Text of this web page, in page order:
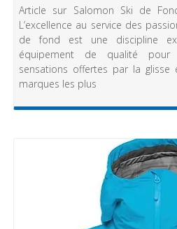
Article sur Salomon Ski de
L’excellence au service des
de fond est une discipline
équipement de qualité pour
sensations offertes par la glisse
marques les plus